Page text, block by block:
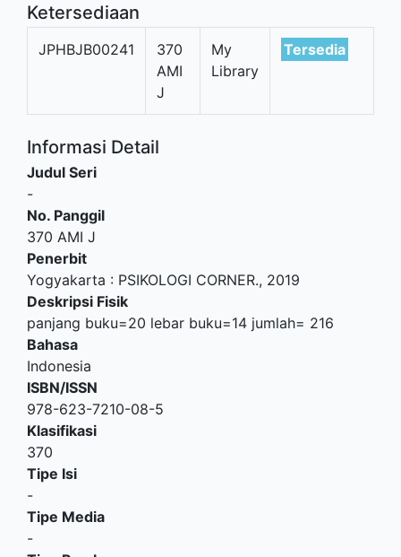
Ketersediaan
JPHBJB00241
370
AMI
J
My
Library
Tersedia
Informasi Detail
Judul Seri
-
No. Panggil
370 AMI J
Penerbit
Yogyakarta : PSIKOLOGI CORNER., 2019
Deskripsi Fisik
panjang buku=20 lebar buku=14 jumlah= 216
Bahasa
Indonesia
ISBN/ISSN
978-623-7210-08-5
Klasifikasi
370
Tipe Isi
-
Tipe Media
-